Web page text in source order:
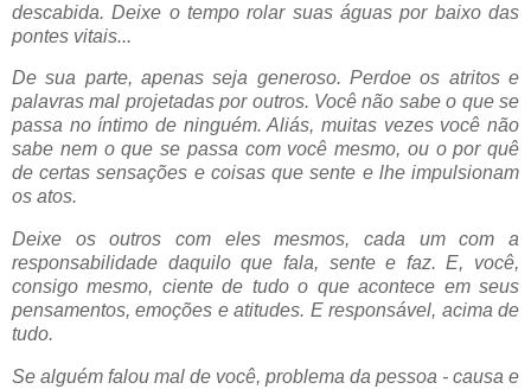
descabida. Deixe o tempo rolar suas águas por baixo das
pontes vitais...
De sua parte, apenas seja generoso. Perdoe os atritos e
palavras mal projetadas por outros. Você não sabe o que se
passa no íntimo de ninguém. Aliás, muitas vezes você não
sabe nem o que se passa com você mesmo, ou o por quê
de certas sensações e coisas que sente e lhe impulsionam
os atos.
Deixe os outros com eles mesmos, cada um com a
responsabilidade daquilo que fala, sente e faz. E, você,
consigo mesmo, ciente de tudo o que acontece em seus
pensamentos, emoções e atitudes. E responsável, acima de
tudo.
Se alguém falou mal de você, problema da pessoa - causa e